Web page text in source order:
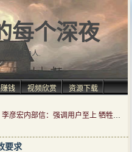
每个深夜
仿佛自由人.
钱 视频欣赏
资源下载
李彦宏内部信：强调用户至上 牺牲收入在所不惜
要求